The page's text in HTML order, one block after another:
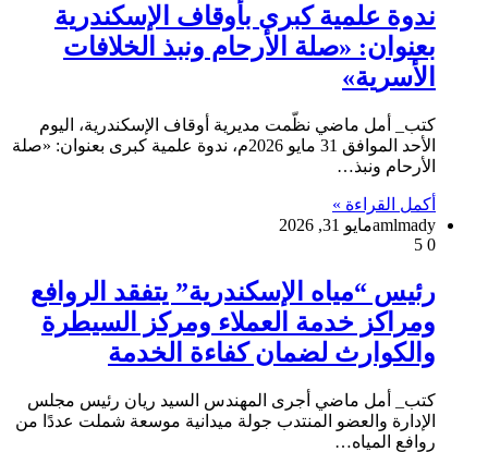
ندوة علمية كبرى بأوقاف الإسكندرية
بعنوان: «صلة الأرحام ونبذ الخلافات
الأسرية»
كتب_ أمل ماضي نظّمت مديرية أوقاف الإسكندرية، اليوم
الأحد الموافق 31 مايو 2026م، ندوة علمية كبرى بعنوان: «صلة
الأرحام ونبذ…
أكمل القراءة »
amlmadyمايو 31, 2026
0
رئيس “مياه الإسكندرية” يتفقد الروافع
ومراكز خدمة العملاء ومركز السيطرة
والكوارث لضمان كفاءة الخدمة
كتب_ أمل ماضي أجرى المهندس السيد ريان رئيس مجلس
الإدارة والعضو المنتدب جولة ميدانية موسعة شملت عددًا من
روافع المياه…